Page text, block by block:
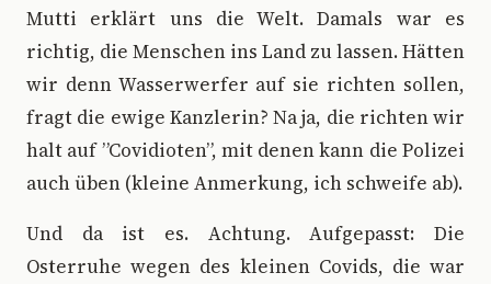
Mutti erklärt uns die Welt. Damals war es
richtig, die Menschen ins Land zu lassen. Hätten
wir denn Wasserwerfer auf sie richten sollen,
fragt die ewige Kanzlerin? Na ja, die richten wir
halt auf ”Covidioten”, mit denen kann die Polizei
auch üben (kleine Anmerkung, ich schweife ab).
Und da ist es. Achtung. Aufgepasst: Die
Osterruhe wegen des kleinen Covids, die war